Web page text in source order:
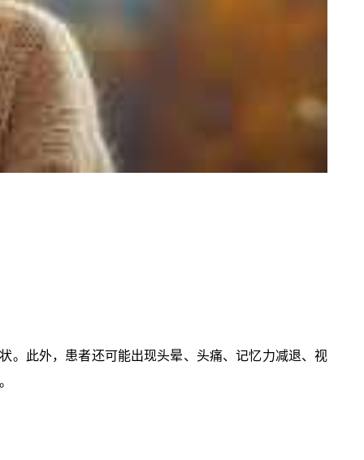
。此外，患者还可能出现头晕、头痛、记忆力减退、视